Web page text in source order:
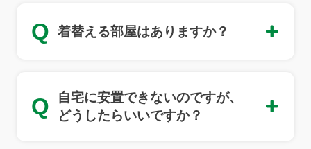
Q 着替える部屋はありますか？
Q
自宅に安置できないのですが、
どうしたらいいですか？